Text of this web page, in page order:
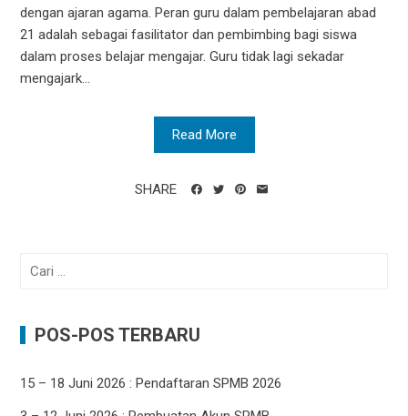
dengan ajaran agama. Peran guru dalam pembelajaran abad
21 adalah sebagai fasilitator dan pembimbing bagi siswa
dalam proses belajar mengajar. Guru tidak lagi sekadar
mengajark...
Read More
SHARE
Cari
POS-POS TERBARU
15 – 18 Juni 2026 : Pendaftaran SPMB 2026